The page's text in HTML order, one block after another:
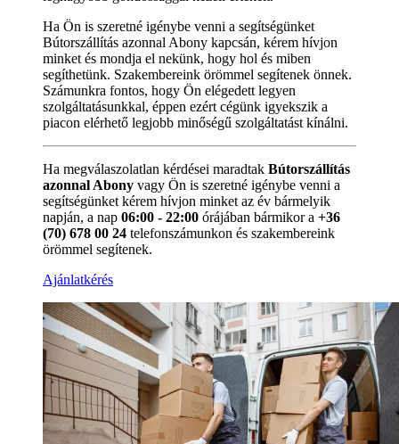
Ha Ön is szeretné igénybe venni a segítségünket
Bútorszállítás azonnal Abony kapcsán, kérem hívjon
minket és mondja el nekünk, hogy hol és miben
segíthetünk. Szakembereink örömmel segítenek önnek.
Számunkra fontos, hogy Ön elégedett legyen
szolgáltatásunkkal, éppen ezért cégünk igyekszik a
piacon elérhető legjobb minőségű szolgáltatást kínálni.
Ha megválaszolatlan kérdései maradtak Bútorszállítás
azonnal Abony vagy Ön is szeretné igénybe venni a
segítségünket kérem hívjon minket az év bármelyik
napján, a nap 06:00 - 22:00 órájában bármikor a +36
(70) 678 00 24 telefonszámunkon és szakembereink
örömmel segítenek.
Ajánlatkérés